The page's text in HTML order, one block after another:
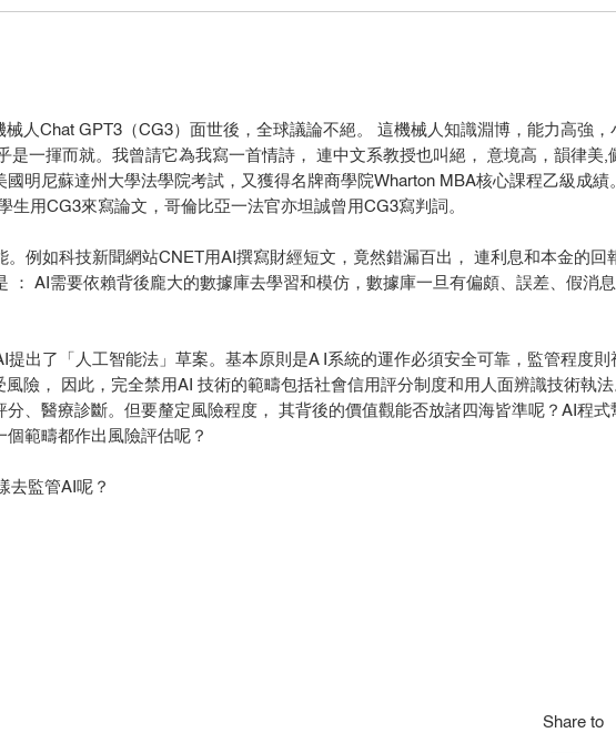
械人Chat GPT3（CG3）面世後，全球議論不絕。 這機械人知識淵博，能力高強
是一揮而就。我曾請它為我寫一首情詩， 連中文系教授也叫絕， 意境高，韻律美,
明尼蘇達州大學法學院考試，又獲得名牌商學院Wharton MBA核心課程乙級成
生用CG3來寫論文，哥倫比亞一法官亦坦誠曾用CG3寫判詞。
。例如科技新聞網站CNET用AI撰寫財經短文，竟然錯漏百出， 連利息和本金的回
： AI需要依賴背後龐大的數據庫去學習和模仿，數據庫一旦有偏頗、誤差、假消
提出了「人工智能法」草案。基本原則是A I系統的運作必須安全可靠，監管程度
險， 因此，完全禁用AI 技術的範疇包括社會信用評分制度和用人面辨識技術執
、醫療診斷。但要釐定風險程度， 其背後的價值觀能否放諸四海皆準呢？AI程式
範疇都作出風險評估呢？
去監管AI呢？
Share to